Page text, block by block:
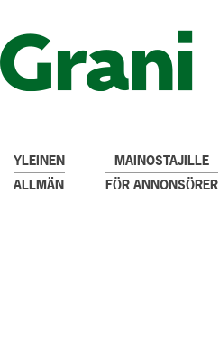
YLEINEN
ALLMÄN
MAINOSTAJILLE
FÖR ANNONSÖRER